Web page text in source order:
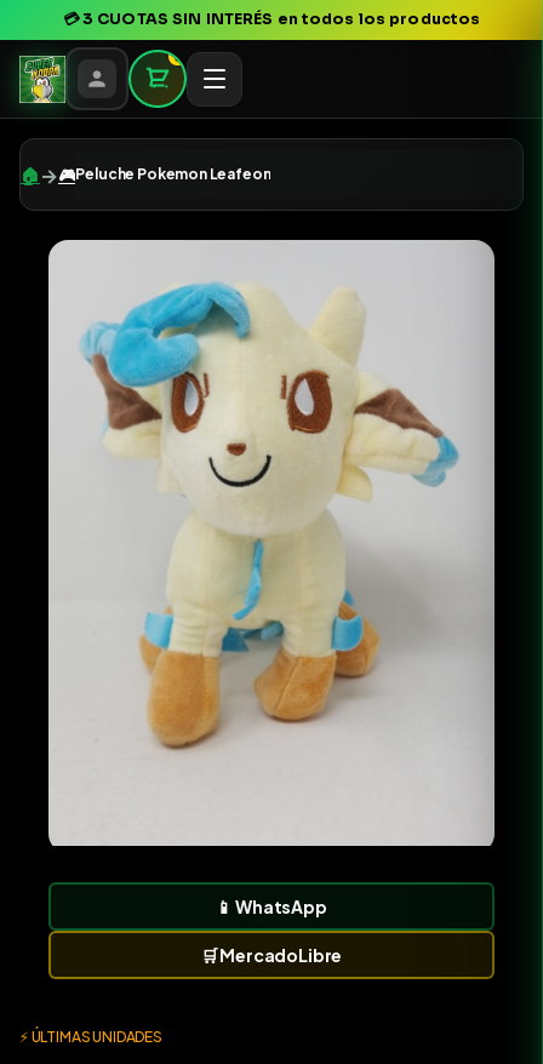
💳3 CUOTAS SIN INTERÉS en todos los productos
0
🏠 →🎮Peluche Pokemon Leafeon
📱WhatsApp
🛒MercadoLibre
⚡ ÚLTIMAS UNIDADES